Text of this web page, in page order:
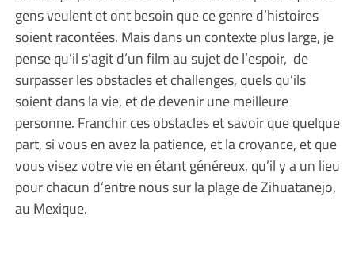
gens veulent et ont besoin que ce genre d’histoires
soient racontées. Mais dans un contexte plus large, je
pense qu’il s’agit d’un film au sujet de l’espoir, de
surpasser les obstacles et challenges, quels qu’ils
soient dans la vie, et de devenir une meilleure
personne. Franchir ces obstacles et savoir que quelque
part, si vous en avez la patience, et la croyance, et que
vous visez votre vie en étant généreux, qu’il y a un lieu
pour chacun d’entre nous sur la plage de Zihuatanejo,
au Mexique.